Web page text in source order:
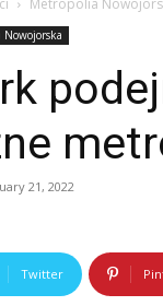
Metropolia
Nowojorska
21, 2022
Twitter